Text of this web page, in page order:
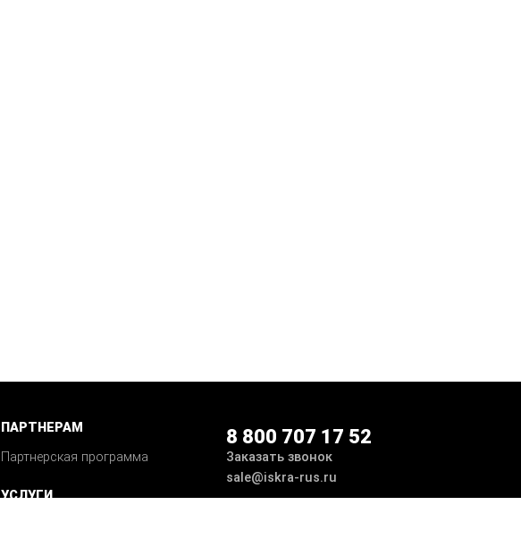
ПАРТНЕРАМ
Партнерская программа
УСЛУГИ
8 800 707 17 52
Заказать звонок
sale@iskra-rus.ru